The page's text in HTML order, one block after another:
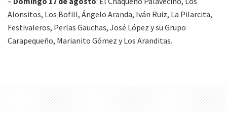
Alonsitos, Los Bofill, Ángelo Aranda, Iván Ruiz, La Pilarcita,
Festivaleros, Perlas Gauchas, José López y su Grupo
Carapequeño, Marianito Gómez y Los Aranditas.